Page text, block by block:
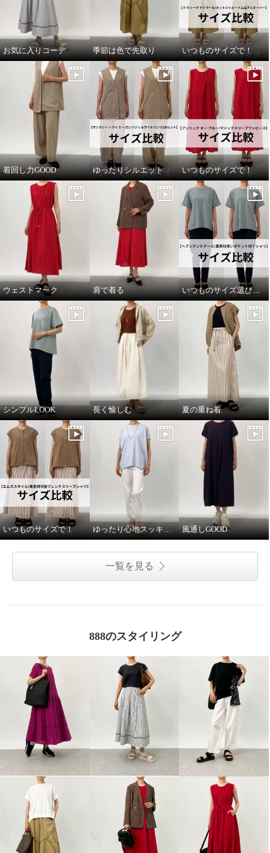
お気に入りコーデ 季節は色で先取り いつものサイズで！
着回し力GOOD ゆったりシルエット いつものサイズで！
ウェストマーク 肩で着る いつものサイズ選びで！
シンプルLOOK 長く愉しむ 夏の重ね着
いつものサイズで！ ゆったり心地スッキリ見え 風通しGOOD
一覧を見る
888のスタイリング